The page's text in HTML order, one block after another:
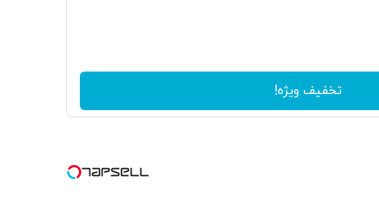
تخفیف ویژه!